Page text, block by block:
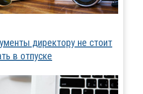
директору не стоит
в отпуске